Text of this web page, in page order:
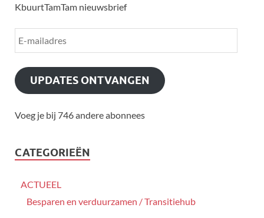
KbuurtTamTam nieuwsbrief
UPDATES ONTVANGEN
Voeg je bij 746 andere abonnees
CATEGORIEËN
ACTUEEL
Besparen en verduurzamen / Transitiehub